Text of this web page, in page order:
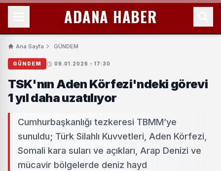
ADANA HABER
Ana Sayfa GÜNDEM
GÜNDEM 09.01.2026 - 17:30
TSK'nın Aden Körfezi'ndeki görevi
1 yıl daha uzatılıyor
Cumhurbaşkanlığı tezkeresi TBMM’ye
sunuldu; Türk Silahlı Kuvvetleri, Aden Körfezi,
Somali kara suları ve açıkları, Arap Denizi ve
mücavir bölgelerde deniz hayd